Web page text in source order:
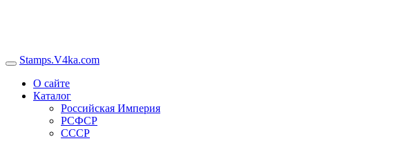
Stamps.V4ka.com
О сайте
Каталог
Российская Империя
РСФСР
СССР